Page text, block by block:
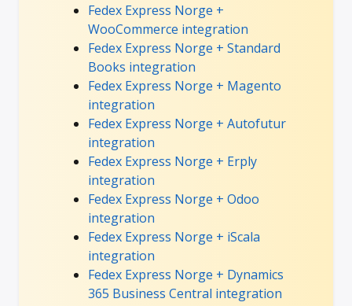
Fedex Express Norge +
WooCommerce integration
Fedex Express Norge + Standard
Books integration
Fedex Express Norge + Magento
integration
Fedex Express Norge + Autofutur
integration
Fedex Express Norge + Erply
integration
Fedex Express Norge + Odoo
integration
Fedex Express Norge + iScala
integration
Fedex Express Norge + Dynamics
365 Business Central integration